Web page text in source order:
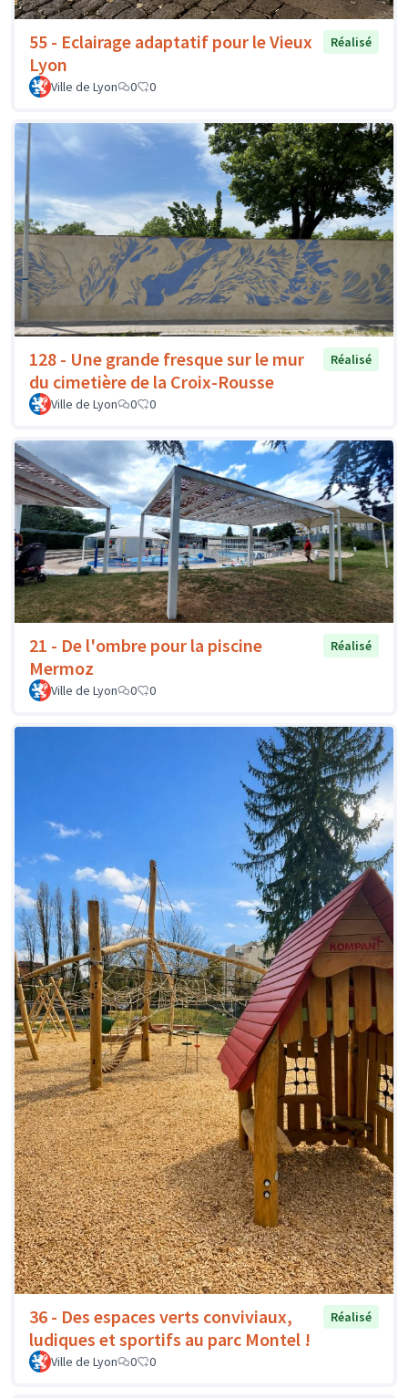
55 - Eclairage adaptatif pour le Vieux
Lyon
Réalisé
Ville de Lyon 0 0
128 - Une grande fresque sur le mur
du cimetière de la Croix-Rousse
Réalisé
Ville de Lyon 0 0
21 - De l'ombre pour la piscine
Mermoz
Réalisé
Ville de Lyon 0 0
36 - Des espaces verts conviviaux,
ludiques et sportifs au parc Montel !
Réalisé
Ville de Lyon 0 0